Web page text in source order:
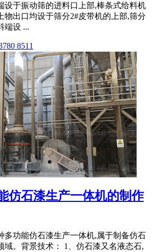
设于振动筛的进料口上部,棒条式给料机
物出口均设于筛分2#皮带机的上部,筛分
端设 ...
8511
仿石漆生产一体机的制作
多功能仿石漆生产一体机,属于制备仿石
域。背景技术： 1、仿石漆又名液态石,